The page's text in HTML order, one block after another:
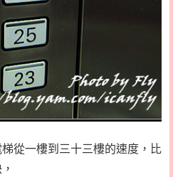
從一樓到三十三樓的速度，比